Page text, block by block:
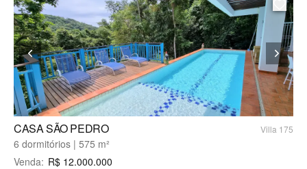
CASA SÃO PEDRO Villa 175
6 dormitórios | 575 m²
Venda: R$ 12.000.000